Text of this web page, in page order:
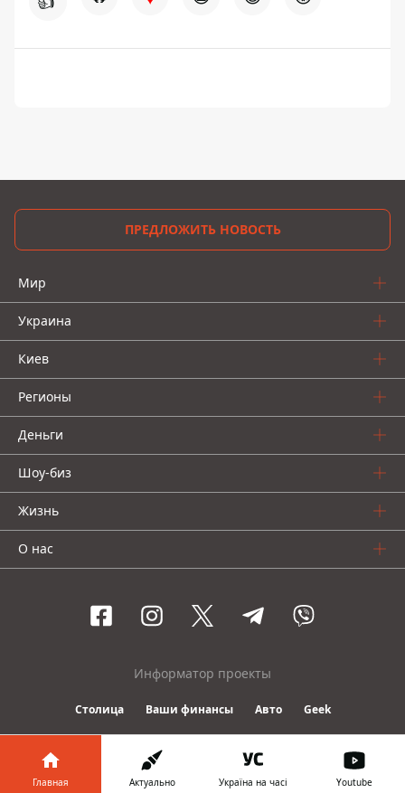
ПРЕДЛОЖИТЬ НОВОСТЬ
Мир
Украина
Киев
Регионы
Деньги
Шоу-биз
Жизнь
О нас
Информатор проекты
Столица Ваши финансы Авто Geek
© 2016-2026 Informator
Главная Актуально Україна на часі Youtube